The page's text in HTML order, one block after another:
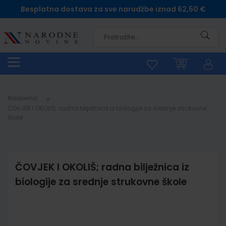
Besplatna dostava za sve narudžbe iznad 62,50 €
Naslovna
ČOVJEK I OKOLIŠ; radna bilježnica iz
biologije za srednje strukovne škole